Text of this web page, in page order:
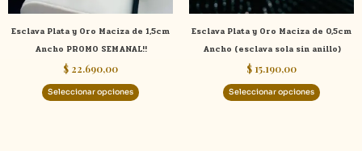
Esclava Plata y Oro Maciza de 1,5cm
Ancho PROMO SEMANAL!!
$ 22.690,00
Seleccionar opciones
elegir
en
la
de
Esclava Plata y Oro Maciza de 0,5cm
Ancho (esclava sola sin anillo)
$ 15.190,00
Seleccionar opciones
elegir
en
la
de